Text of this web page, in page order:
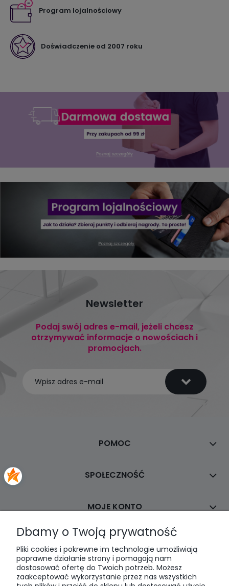
Program lojalnościowy
Doświadczenie od 2007 roku
Newsletter
Podaj swój adres e-mail, jeżeli chcesz
otrzymywać informacje o nowościach i
promocjach.
POMOC
SPOŁECZNOŚĆ
MOJE KONTO
PŁATNOŚCI I DOSTAWA
INFORMACJE
Dbamy o Twoją prywatność
Pliki cookies i pokrewne im technologie umożliwiają
poprawne działanie strony i pomagają nam
dostosować ofertę do Twoich potrzeb. Możesz
zaakceptować wykorzystanie przez nas wszystkich